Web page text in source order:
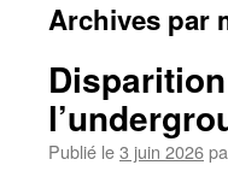
Archives par
Publié le3 juin 2026